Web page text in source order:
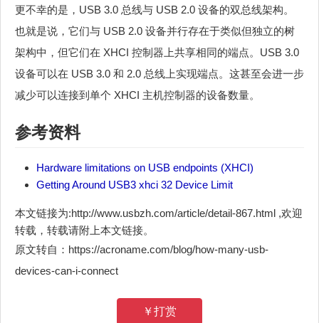
更不幸的是，USB 3.0 总线与 USB 2.0 设备的双总线架构。
也就是说，它们与 USB 2.0 设备并行存在于类似但独立的树
架构中，但它们在 XHCI 控制器上共享相同的端点。USB 3.0
设备可以在 USB 3.0 和 2.0 总线上实现端点。这甚至会进一步
减少可以连接到单个 XHCI 主机控制器的设备数量。
参考资料
Hardware limitations on USB endpoints (XHCI)
Getting Around USB3 xhci 32 Device Limit
本文链接为:http://www.usbzh.com/article/detail-867.html ,欢迎
转载，转载请附上本文链接。
原文转自：https://acroname.com/blog/how-many-usb-
devices-can-i-connect
￥打赏